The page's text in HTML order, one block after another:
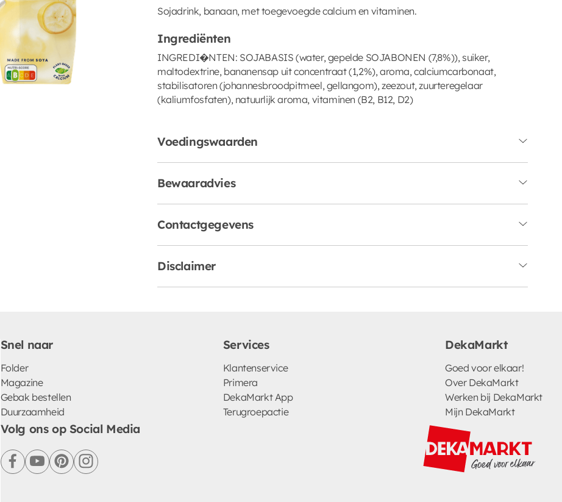
Sojadrink, banaan, met toegevoegde calcium en vitaminen.
Ingrediënten
INGREDI�NTEN: SOJABASIS (water, gepelde SOJABONEN (7,8%)), suiker,
maltodextrine, bananensap uit concentraat (1,2%), aroma, calciumcarbonaat,
stabilisatoren (johannesbroodpitmeel, gellangom), zeezout, zuurteregelaar
(kaliumfosfaten), natuurlijk aroma, vitaminen (B2, B12, D2)
Voedingswaarden
Bewaaradvies
Contactgegevens
Disclaimer
Snel naar
Folder
Magazine
Gebak bestellen
Duurzaamheid
Services
Klantenservice
Primera
DekaMarkt App
Terugroepactie
DekaMarkt
Goed voor elkaar!
Over DekaMarkt
Werken bij DekaMarkt
Mijn DekaMarkt
Volg ons op Social Media
facebookyoutubepinterestinstagram